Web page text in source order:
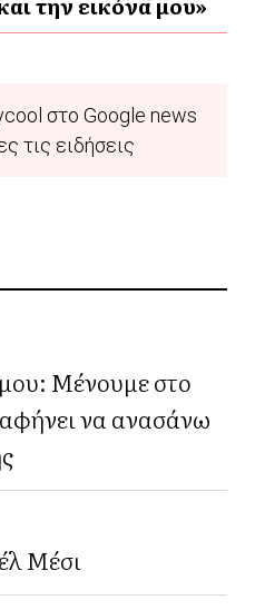
στο Google news
τις ειδήσεις
Μένουμε στο
αφήνει να ανασάνω
Μέσι